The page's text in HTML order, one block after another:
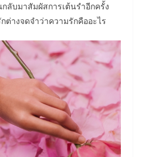
ลับมาสัมผัสการเต้นรำอีกครั้ง
างจดจำว่าความรักคืออะไร